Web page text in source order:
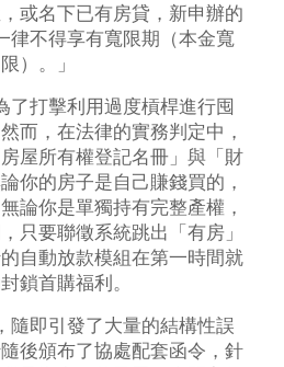
或名下已有房貸，新申辦的
律不得享有寬限期（本金寬
限）。」
了打擊利用過度槓桿進行囤
而，在法律的實務判定中，
屋所有權登記名冊」與「財
你的房子是自己賺錢買的，
論你是單獨持有完整產權，
只要聯徵系統跳出「有房」
自動放款模組在第一時間就
鎖首購福利。
隨即引發了大量的結構性誤
後頒布了協處配套函令，針